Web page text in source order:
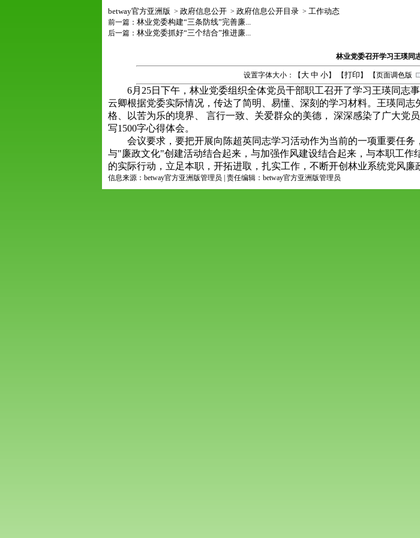
betway官方亚洲版 > 政府信息公开 > 政府信息公开目录 > 工作动态
前一篇： 林业党委构建“三条防线”完善廉...
后一篇： 林业党委抓好“三个结合”推进廉...
林业党委召开学习王瑛同
设置字体大小：【 大 中 小】 【打印 】 【页面调色版
6月25日下午，林业党委组织全体党员干部职工召开了学习王瑛同志
云卿根据党委实际情况，传达了简明、易懂、深刻的学习材料。王瑛同
格、以苦为乐的境界、 言行一致、关爱群众的美德， 深深感染了广大党
写1500字心得体会。
会议要求，要把开展向陈超英同志学习活动作为当前的一项重要任务
与"廉政文化"创建活动结合起来，与加强作风建设结合起来，与本职工
的实际行动，立足本职，开拓进取，扎实工作，不断开创林业系统党风廉
信息来源：betway官方亚洲版管理员 | 责任编辑：betway官方亚洲版管理员